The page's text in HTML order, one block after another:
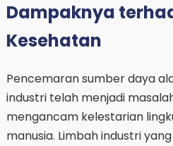
Dampaknya
Kesehatan
Pencemaran sumber daya
industri telah menjadi
mengancam kelestarian
manusia. Limbah industri